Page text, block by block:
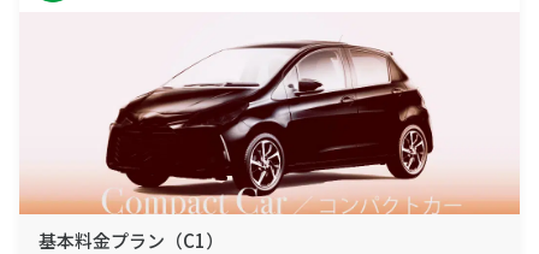
基本料金プラン（C1）